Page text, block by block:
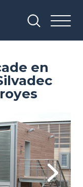
en
Next